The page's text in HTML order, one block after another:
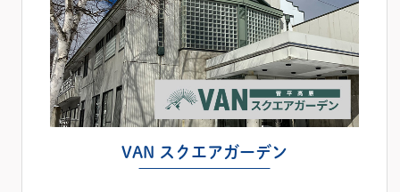
VAN スクエアガーデン